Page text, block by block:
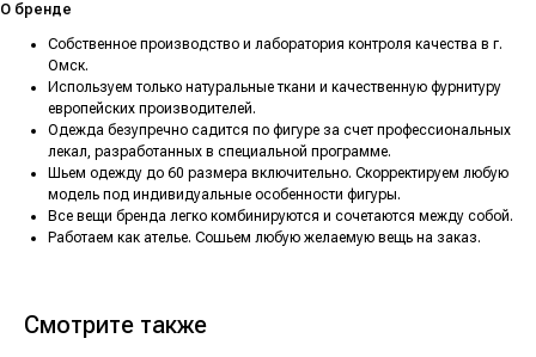
О бренде
Собственное производство и лаборатория контроля качества в г.
Омск.
Используем только натуральные ткани и качественную фурнитуру
европейских производителей.
Одежда безупречно садится по фигуре за счет профессиональных
лекал, разработанных в специальной программе.
Шьем одежду до 60 размера включительно. Скорректируем любую
модель под индивидуальные особенности фигуры.
Все вещи бренда легко комбинируются и сочетаются между собой.
Работаем как ателье. Сошьем любую желаемую вещь на заказ.
Смотрите также